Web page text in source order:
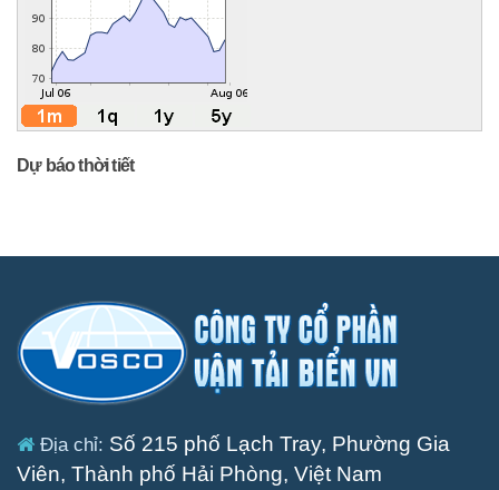
Dự báo thời tiết
Địa chỉ: Số 215 phố Lạch Tray, Phường Gia
Viên, Thành phố Hải Phòng, Việt Nam